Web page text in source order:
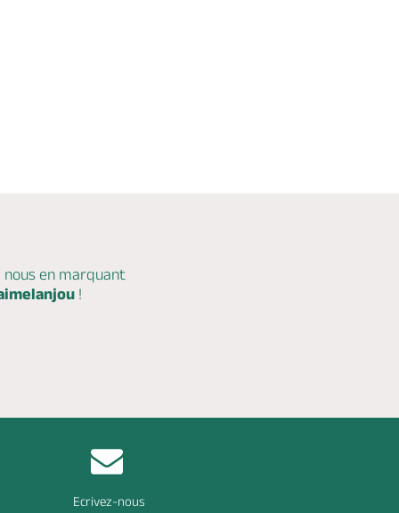
en marquant
!
Ecrivez-nous